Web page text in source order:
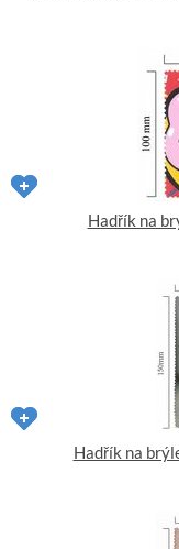
Hadřík na
Hadřík na